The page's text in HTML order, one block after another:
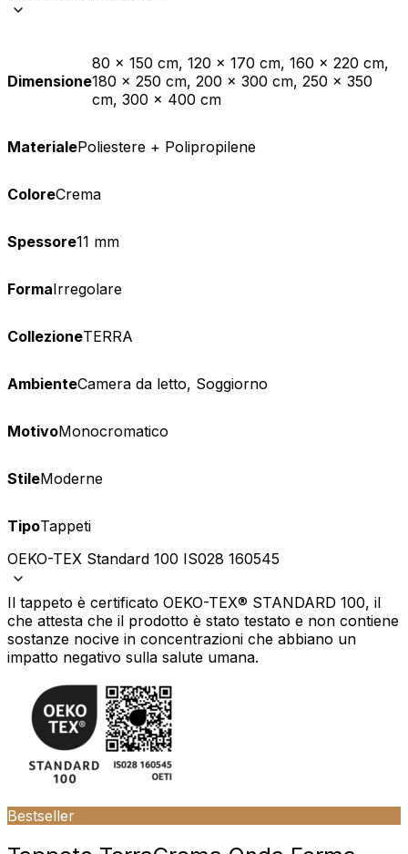
Dimensione
80 x 150 cm, 120 x 170 cm, 160 x 220 cm,
180 x 250 cm, 200 x 300 cm, 250 x 350
cm, 300 x 400 cm
MaterialePoliestere + Polipropilene
ColoreCrema
Spessore11 mm
FormaIrregolare
CollezioneTERRA
AmbienteCamera da letto, Soggiorno
MotivoMonocromatico
StileModerne
TipoTappeti
OEKO-TEX Standard 100 IS028 160545
Il tappeto è certificato OEKO-TEX® STANDARD 100, il
che attesta che il prodotto è stato testato e non contiene
sostanze nocive in concentrazioni che abbiano un
impatto negativo sulla salute umana.
Bestseller